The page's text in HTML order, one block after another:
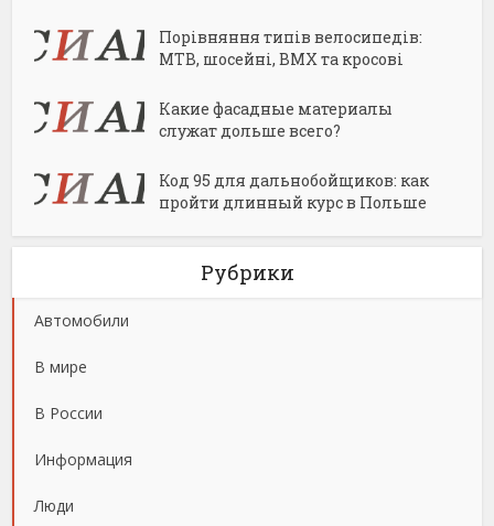
Порівняння типів велосипедів:
MTB, шосейні, BMX та кросові
Какие фасадные материалы
служат дольше всего?
Код 95 для дальнобойщиков: как
пройти длинный курс в Польше
Рубрики
Автомобили
В мире
В России
Информация
Люди